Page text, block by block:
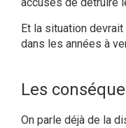
Et la situation
dans les années à
Les
On parle déjà de la